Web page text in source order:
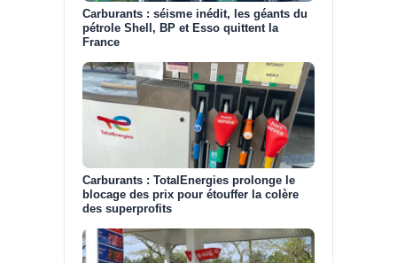
Carburants : séisme inédit, les géants du
pétrole Shell, BP et Esso quittent la
France
Carburants : TotalEnergies prolonge le
blocage des prix pour étouffer la colère
des superprofits